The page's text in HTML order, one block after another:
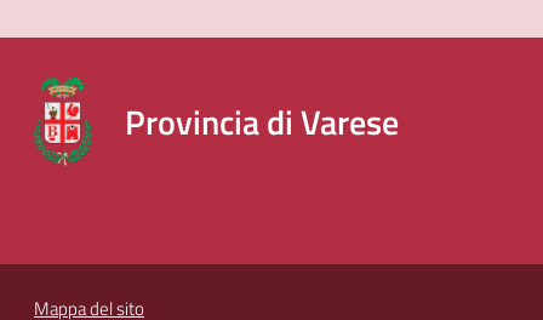
Provincia di Varese
Mappa del sito